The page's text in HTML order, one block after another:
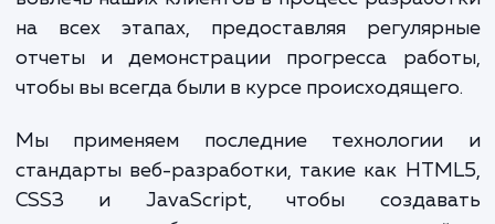
Адаптивная вёрстка преобразует ваш
универсальный инструмент
клиентами. Независимо от устройства,
профессионально и привлекательно
пользователя, что поможет
лояльность клиентов и доверие к